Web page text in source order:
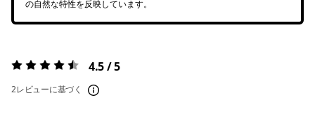
の自然な特性を反映しています。
評価:4.5 / 5 4.5 / 5
2レビューに基づく